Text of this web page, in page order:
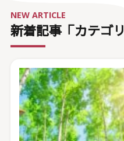
新着記事「カテゴ
NEW ARTICLE